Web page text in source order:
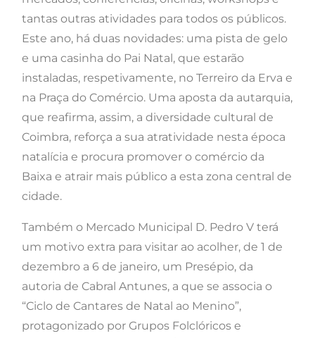
tantas outras atividades para todos os públicos.
Este ano, há duas novidades: uma pista de gelo
e uma casinha do Pai Natal, que estarão
instaladas, respetivamente, no Terreiro da Erva e
na Praça do Comércio. Uma aposta da autarquia,
que reafirma, assim, a diversidade cultural de
Coimbra, reforça a sua atratividade nesta época
natalícia e procura promover o comércio da
Baixa e atrair mais público a esta zona central de
cidade.
Também o Mercado Municipal D. Pedro V terá
um motivo extra para visitar ao acolher, de 1 de
dezembro a 6 de janeiro, um Presépio, da
autoria de Cabral Antunes, a que se associa o
“Ciclo de Cantares de Natal ao Menino”,
protagonizado por Grupos Folclóricos e